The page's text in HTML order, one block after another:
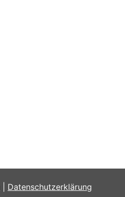
Datenschutzerklärung